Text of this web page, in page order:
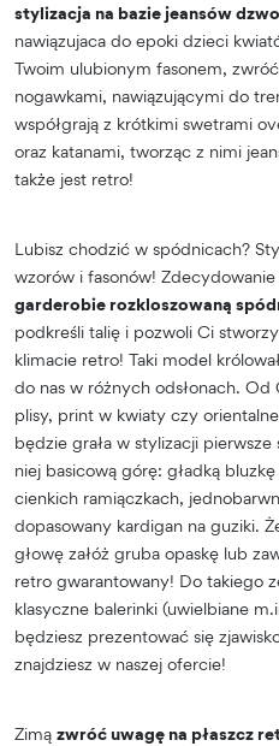
stylizacja na bazie jeansów
nawiązujaca do epoki dzieci
Twoim ulubionym fasonem,
nogawkami, nawiązującymi do
współgrają z krótkimi swetrami
oraz katanami, tworząc z nimi
także jest retro!
Lubisz chodzić w spódnicach?
wzorów i fasonów! Zdecydowanie
garderobie rozkloszowaną
podkreśli talię i pozwoli Ci
klimacie retro! Taki model
do nas w różnych odsłonach.
plisy, print w kwiaty czy
będzie grała w stylizacji
niej basicową górę: gładką
cienkich ramiączkach,
dopasowany kardigan na guziki.
głowę załóż gruba opaskę lub
retro gwarantowany! Do takiego
klasyczne balerinki (uwielbiane
będziesz prezentować się
znajdziesz w naszej ofercie!
Zimą zwróć uwagę na płaszcz